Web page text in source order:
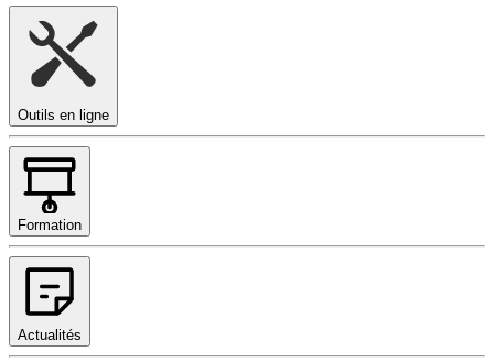
Outils en ligne
Formation
Actualités